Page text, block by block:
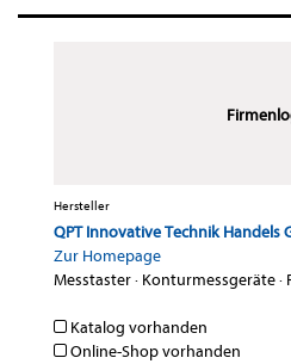
Hersteller
QPT Innovative Technik Handels
Zur Homepage
Messtaster· Konturmessgeräte·
Katalog vorhanden
Online-Shop vorhanden